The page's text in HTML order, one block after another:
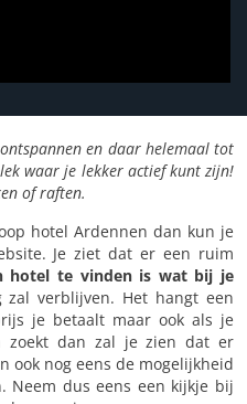
en daar helemaal tot
waar je lekker actief kunt zijn!
of raften.
hotel Ardennen dan kun je
Je ziet dat er een ruim
hotel te vinden is wat bij je
verblijven. Het hangt een
je betaalt maar ook als je
zoekt dan zal je zien dat er
ook nog eens de mogelijkheid
Neem dus eens een kijkje bij